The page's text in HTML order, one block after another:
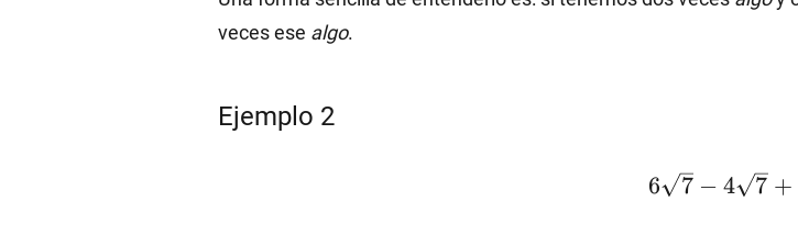
veces ese algo.
Ejemplo 2
6\sqrt{7}-
6 7 − 4 7 +